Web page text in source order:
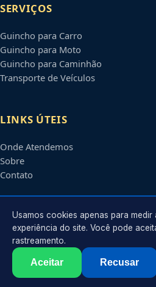
SERVIÇOS
Guincho para Carro
Guincho para Moto
Guincho para Caminhão
Transporte de Veículos
LINKS ÚTEIS
Onde Atendemos
Sobre
Contato
CONTATO
Atendimento em
contato@guinchosjundiai.com.br
2026 Jundiaí
. Todos os
Usamos cookies apenas para medir
experiência do site. Você pode
rastreamento.
Aceitar Recusar